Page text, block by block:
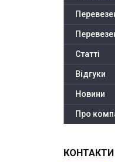
Статті
Відгуки
Новини
Про
КОНТАКТИ